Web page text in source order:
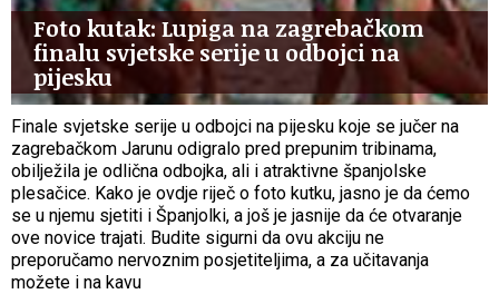
Foto kutak: Lupiga na zagrebačkom
finalu svjetske serije u odbojci na
pijesku
Finale svjetske serije u odbojci na pijesku koje se jučer na
zagrebačkom Jarunu odigralo pred prepunim tribinama,
obilježila je odlična odbojka, ali i atraktivne španjolske
plesačice. Kako je ovdje riječ o foto kutku, jasno je da ćemo
se u njemu sjetiti i Španjolki, a još je jasnije da će otvaranje
ove novice trajati. Budite sigurni da ovu akciju ne
preporučamo nervoznim posjetiteljima, a za učitavanja
možete i na kavu